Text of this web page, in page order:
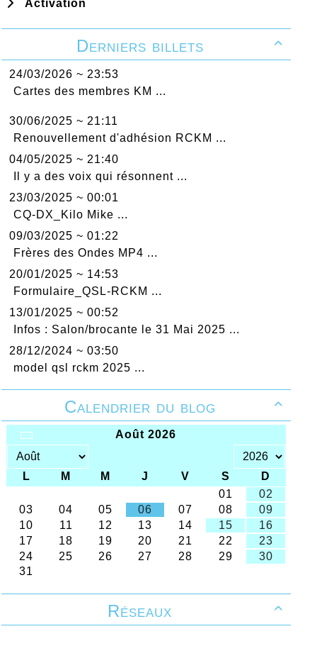
Activation

Derniers billets
24/03/2026 ~ 23:53
Cartes des membres KM ...
30/06/2025 ~ 21:11
Renouvellement d'adhésion RCKM ...
04/05/2025 ~ 21:40
Il y a des voix qui résonnent ...
23/03/2025 ~ 00:01
CQ-DX_Kilo Mike ...
09/03/2025 ~ 01:22
Frères des Ondes MP4 ...
20/01/2025 ~ 14:53
Formulaire_QSL-RCKM ...
13/01/2025 ~ 00:52
Infos : Salon/brocante le 31 Mai 2025 ...
28/12/2024 ~ 03:50
model qsl rckm 2025 ...

Calendrier du blog

Réseaux